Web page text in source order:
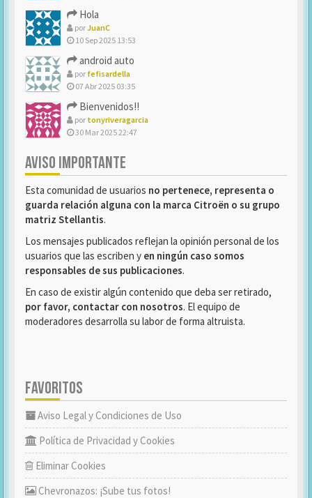
Hola
porJuanC
10 Sep 2025 13:53
android auto
por fefisardella
07 Abr 2025 03:35
Bienvenidos!!
por tonyriveragarcia
30 Mar 2025 22:47
AVISO IMPORTANTE
Esta comunidad de usuarios no pertenece, representa o
guarda relación alguna con la marca Citroën o su grupo
matriz Stellantis.
Los mensajes publicados reflejan la opinión personal de los
usuarios que las escriben y en ningún caso somos
responsables de sus publicaciones.
En caso de existir algún contenido que deba ser retirado,
por favor, contactar con nosotros. El equipo de
moderadores desarrolla su labor de forma altruista.
FAVORITOS
Aviso Legal y Condiciones de Uso
Política de Privacidad y Cookies
Eliminar Cookies
Chevronazos: ¡Sube tus fotos!